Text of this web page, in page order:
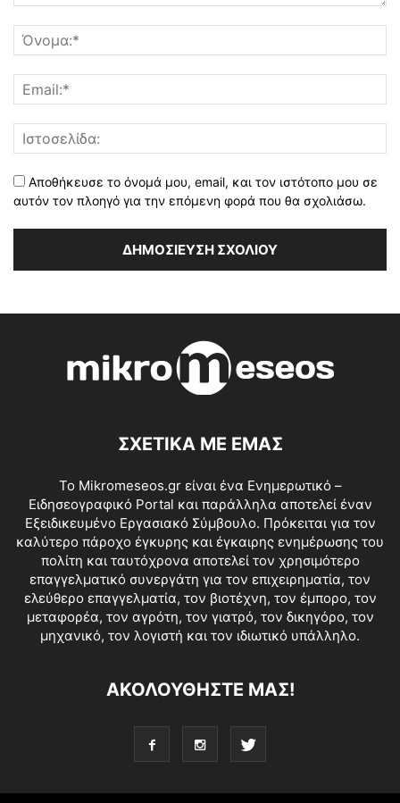
Αποθήκευσε το όνομά μου, email, και τον ιστότοπο μου σε
αυτόν τον πλοηγό για την επόμενη φορά που θα σχολιάσω.
ΣΧΕΤΙΚΑ ΜΕ ΕΜΑΣ
Το Mikromeseos.gr είναι ένα Ενημερωτικό –
Ειδησεογραφικό Portal και παράλληλα αποτελεί έναν
Εξειδικευμένο Εργασιακό Σύμβουλο. Πρόκειται για τον
καλύτερο πάροχο έγκυρης και έγκαιρης ενημέρωσης του
πολίτη και ταυτόχρονα αποτελεί τον χρησιμότερο
επαγγελματικό συνεργάτη για τον επιχειρηματία, τον
ελεύθερο επαγγελματία, τον βιοτέχνη, τον έμπορο, τον
μεταφορέα, τον αγρότη, τον γιατρό, τον δικηγόρο, τον
μηχανικό, τον λογιστή και τον ιδιωτικό υπάλληλο.
ΑΚΟΛΟΥΘΗΣΤΕ ΜΑΣ!